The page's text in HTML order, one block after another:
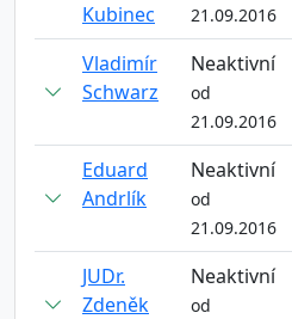
Kubinec
21.09.2016
Vladimír
Schwarz
Neaktivní
od
21.09.2016
Eduard
Andrlík
Neaktivní
od
21.09.2016
JUDr.
Zdeněk
Neaktivní
od